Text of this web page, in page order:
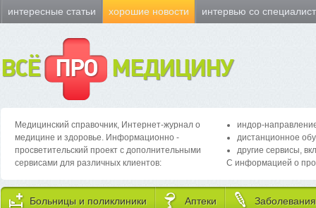
интересные статьи хорошие новости интервью со
ВСЁ ПРО МЕДИЦИНУ
Медицинский справочник, Интернет-журнал о
медицине и здоровье. Информационно -
просветительский проект с дополнительными
сервисами для различных клиентов:
индор-
дистанционное
другие сервисы,
С информацией о
Больницы и поликлиники Аптеки Заболевания